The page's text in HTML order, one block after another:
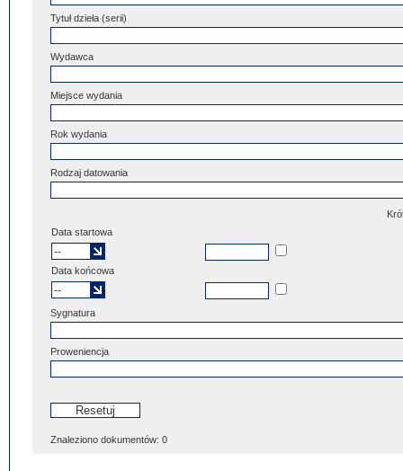
Tytuł dzieła (serii)
Wydawca
Miejsce wydania
Rok wydania
Rodzaj datowania
Data startowa
Data końcowa
Sygnatura
Proweniencja
Znaleziono dokumentów: 0